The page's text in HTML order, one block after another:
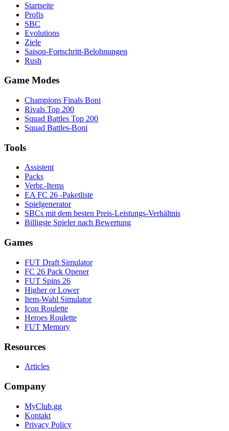
Startseite
Profis
SBC
Evolutions
Ziele
Saison-Fortschritt-Belohnungen
Rush
Game Modes
Champions Finals Boni
Rivals Top 200
Squad Battles Top 200
Squad Battles-Boni
Tools
Assistent
Packs
Verbr.-Items
EA FC 26 -Paketliste
Spielgenerator
SBCs mit dem besten Preis-Leistungs-Verhältnis
Billigste Spieler nach Bewertung
Games
FUT Draft Simulator
FC 26 Pack Opener
FUT Spins 26
Higher or Lower
Item-Wahl Simulator
Icon Roulette
Heroes Roulette
FUT Memory
Resources
Articles
Company
MyClub.gg
Kontakt
Privacy Policy